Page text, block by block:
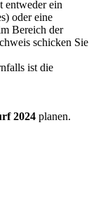
entweder ein
oder eine
Bereich der
schicken Sie
ist die
2024 planen.